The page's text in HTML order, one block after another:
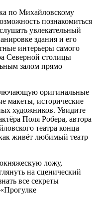
по Михайловскому
познакомиться
увлекательный
здания и его
интерьеры самого
Северной столицы
залом прямо
оригинальные
макеты, исторические
художников. Увидите
Поля Робера, автора
театра конца
живёт любимый театр
ложу,
на сценический
все секреты